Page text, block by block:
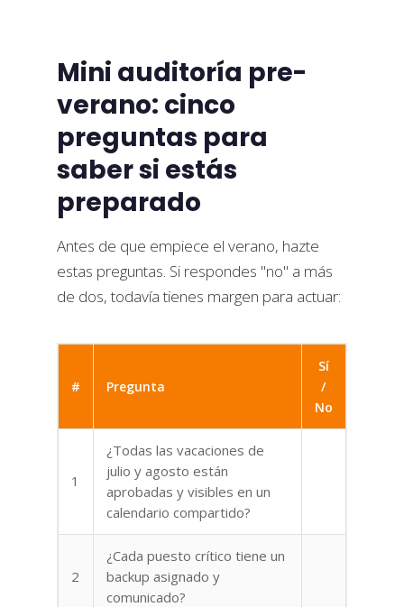
Mini auditoría pre-
verano: cinco
preguntas para
saber si estás
preparado
Antes de que empiece el verano, hazte
estas preguntas. Si respondes "no" a más
de dos, todavía tienes margen para actuar:
# Pregunta
Sí
/
No
1
¿Todas las vacaciones de
julio y agosto están
aprobadas y visibles en un
calendario compartido?
2
¿Cada puesto crítico tiene un
backup asignado y
comunicado?